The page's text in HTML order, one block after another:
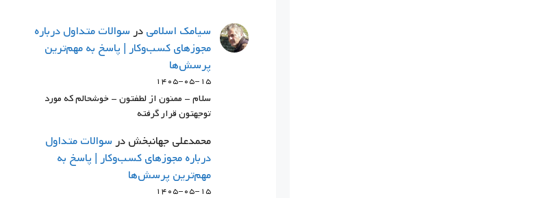
سيامك اسلاميدرسوالات متداول درباره
مجوزهای کسب‌وکار | پاسخ به مهم‌ترین
پرسش‌ها
۱۴۰۵-۰۵-۱۵
سلام - ممنون از لطفتون - خوشحالم که مورد
توجهتون قرار گرفته
محمدعلی جهانبخشدرسوالات متداول
درباره مجوزهای کسب‌وکار | پاسخ به
مهم‌ترین پرسش‌ها
۱۴۰۵-۰۵-۱۵